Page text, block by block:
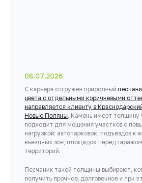
08.07.2026
С карьера отгружен природный
цвета с отдельными коричневыми
направляется клиенту в
Новые Поляны. Камень имеет толщину
подходит для мощения участков с
нагрузкой: автопарковок, подъездов к
въездных зон, площадок перед
территорий.
Песчаник такой толщины выбирают,
получить прочное, долговечное и при